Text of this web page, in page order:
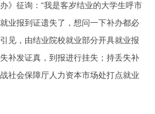
》征询：“我是客岁结业的大学生呼市
业报到证遗失了，想问一下补办都必
见，由结业院校就业部分开具就业报
补发证真，到报进行挂失；持丢失补
社会保障厅人力资本市场处打点就业